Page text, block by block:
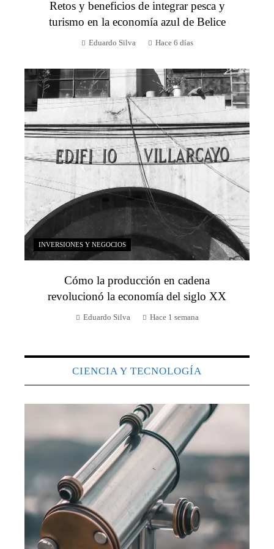
Retos y beneficios de integrar pesca y
turismo en la economía azul de Belice
Eduardo Silva Hace 6 días
INVERSIONES Y NEGOCIOS
Cómo la producción en cadena
revolucionó la economía del siglo XX
Eduardo Silva Hace 1 semana
CIENCIA Y TECNOLOGÍA